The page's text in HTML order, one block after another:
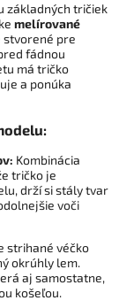
základných tričiek
melírované
stvorené pre
fádnou
má tričko
a ponúka
Kombinácia
tričko je
drží si stály tvar
voči
strihané véčko
okrúhly lem.
aj samostatne,
košeľou.